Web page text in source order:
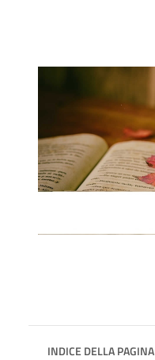
INDICE DELLA PAGINA